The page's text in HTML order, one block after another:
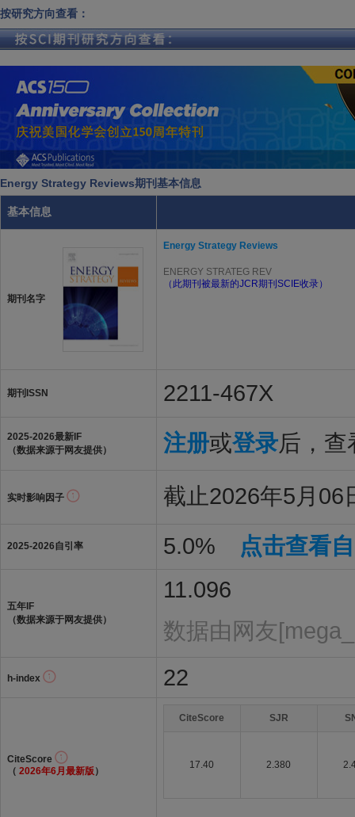
按研究方向查看：
Energy Strategy Reviews期刊基本信息
基本信息
期刊名字
Energy Strategy Reviews
ENERGY STRATEG REV
（此期刊被最新的JCR期刊SCIE收录）
期刊ISSN 2211-467X
2025-2026最新IF
（数据来源于网友提供）
注册或登录后，查
实时影响因子 截止2026年5月06
2025-2026自引率 5.0% 点击查看
五年IF
（数据来源于网友提供）
11.096
数据由网友
h-index 22
CiteScore
（ 2026年6月最新版 ）
CiteScore SJR
17.40 2.380